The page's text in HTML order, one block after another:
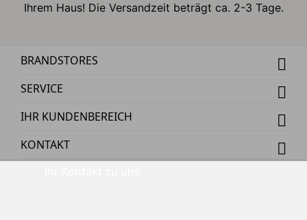
Ihrem Haus! Die Versandzeit beträgt ca. 2-3 Tage.
BRANDSTORES
SERVICE
IHR KUNDENBEREICH
KONTAKT